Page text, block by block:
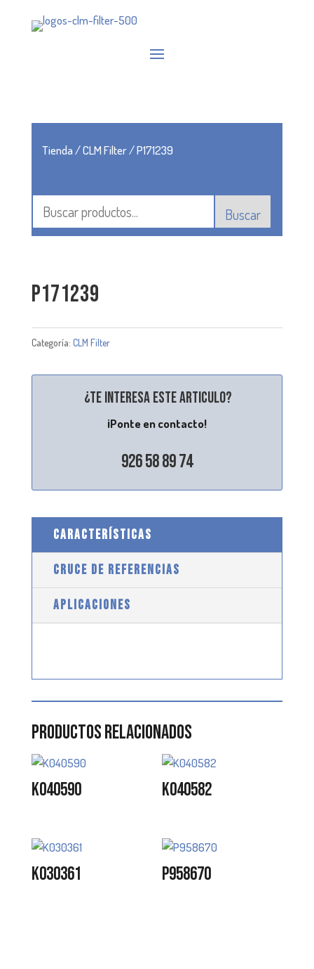
Tienda/CLM Filter/ P171239
Buscar
P171239
Categoría: CLM Filter
¿Te interesa este articulo?
¡Ponte en contacto!
926 58 89 74
CARACTERÍSTICAS
CRUCE DE REFERENCIAS
APLICACIONES
Productos relacionados
K040590 K040582
K030361 P958670